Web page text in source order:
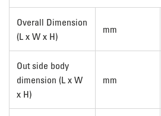
Overall Dimension
(L x W x H)
mm
Out side body
dimension (L x W
x H)
mm